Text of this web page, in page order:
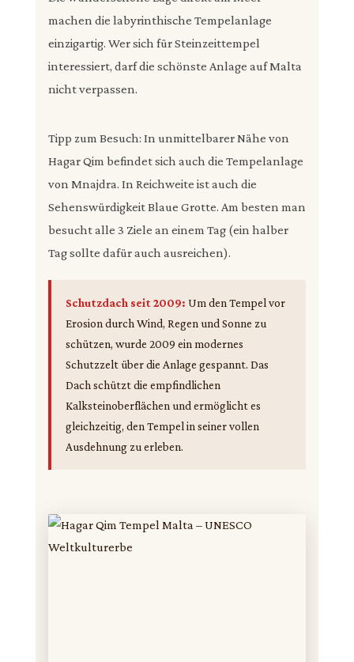
machen die labyrinthische Tempelanlage
einzigartig. Wer sich für Steinzeittempel
interessiert, darf die schönste Anlage auf Malta
nicht verpassen.
Tipp zum Besuch: In unmittelbarer Nähe von
Hagar Qim befindet sich auch die Tempelanlage
von Mnajdra. In Reichweite ist auch die
Sehenswürdigkeit Blaue Grotte. Am besten man
besucht alle 3 Ziele an einem Tag (ein halber
Tag sollte dafür auch ausreichen).
Schutzdach seit 2009: Um den Tempel vor
Erosion durch Wind, Regen und Sonne zu
schützen, wurde 2009 ein modernes
Schutzzelt über die Anlage gespannt. Das
Dach schützt die empfindlichen
Kalksteinoberflächen und ermöglicht es
gleichzeitig, den Tempel in seiner vollen
Ausdehnung zu erleben.